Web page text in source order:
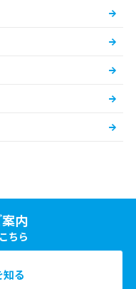
内
ちら
る